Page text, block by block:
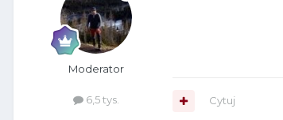
Moderator
6,5 tys. Cytuj